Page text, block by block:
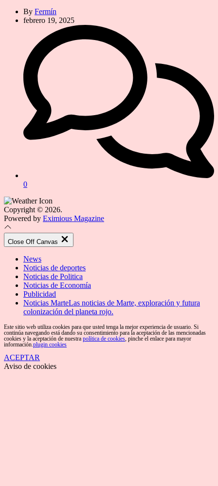
By Fermín
febrero 19, 2025
0
Copyright © 2026.
Powered by Eximious Magazine
Close Off Canvas
News
Noticias de deportes
Noticias de Politica
Noticias de Economía
Publicidad
Noticias MarteLas noticias de Marte, exploración y futura
colonización del planeta rojo.
Este sitio web utiliza cookies para que usted tenga la mejor experiencia de usuario. Si
continúa navegando está dando su consentimiento para la aceptación de las mencionadas
cookies y la aceptación de nuestra política de cookies, pinche el enlace para mayor
información.plugin cookies
ACEPTAR
Aviso de cookies